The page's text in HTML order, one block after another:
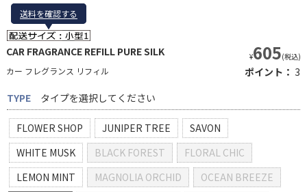
送料を確認する
送料を確認する
CAR FRAGRANCE REFILL PURE SILK
カー フレグランス リフィル
¥605(税込)
ポイント： 3
TYPE
タイプを選択してください
FLOWER SHOP JUNIPER TREE
SAVON
WHITE MUSK
BLACK FOREST
FLORAL CHIC
LEMON MINT
MAGNOLIA ORCHID
OCEAN BREEZE